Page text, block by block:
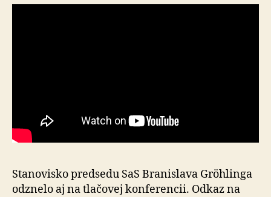
Stanovisko predsedu SaS Branislava Gröhlinga
odznelo aj na tlačovej konferencii. Odkaz na